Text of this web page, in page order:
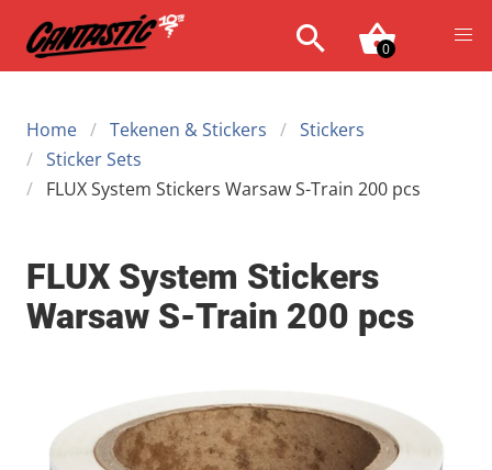
0
Home Tekenen & Stickers
Stickers
Sticker Sets
FLUX System Stickers Warsaw S-Train 200 pcs
FLUX System Stickers
Warsaw S-Train 200 pcs